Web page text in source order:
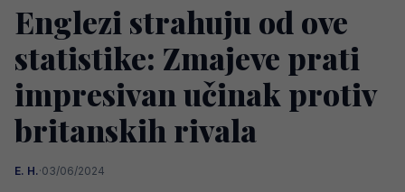
Englezi strahuju od ove
statistike: Zmajeve prati
impresivan učinak protiv
britanskih rivala
E. H.·03/06/2024